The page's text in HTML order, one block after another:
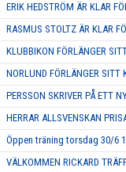
ERIK HEDSTRÖM ÄR KLAR
RASMUS STOLTZ ÄR KLAR
KLUBBIKON FÖRLÄNGER
NORLUND FÖRLÄNGER SITT
PERSSON SKRIVER PÅ ETT
HERRAR ALLSVENSKAN
Öppen träning torsdag 30/6
VÄLKOMMEN RICKARD